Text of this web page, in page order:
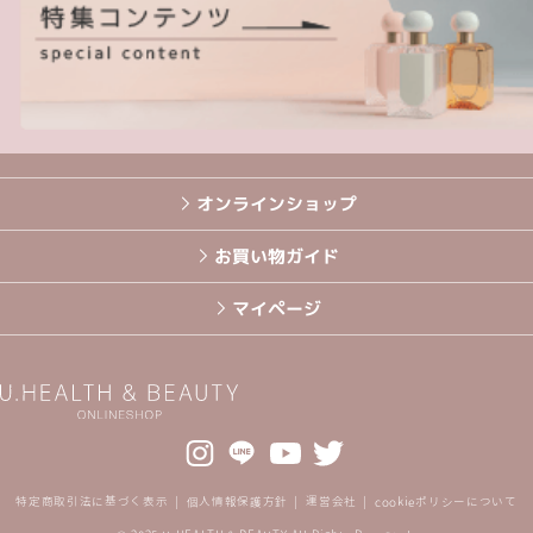
オンラインショップ
お買い物ガイド
マイページ
特定商取引法に基づく表示 個人情報保護方針 運営会社 cookieポリシーについて